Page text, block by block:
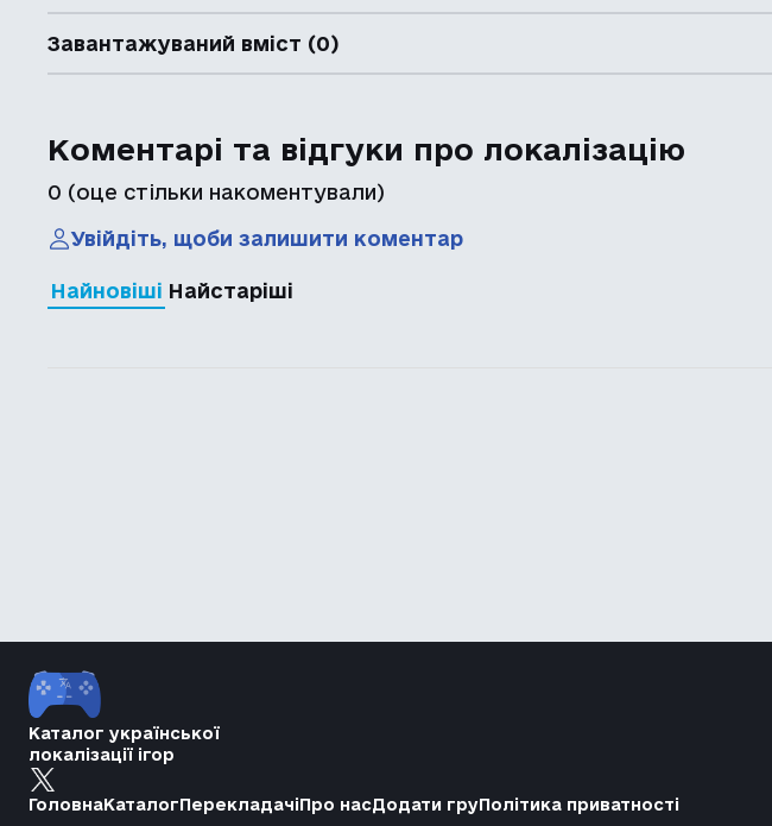
Завантажуваний вміст (0)
Коментарі та відгуки про локалізацію
0 (оце стільки накоментували)
Увійдіть, щоби залишити коментар
Найновіші Найстаріші
Каталог української
локалізації ігор
ГоловнаКаталогПерекладачіПро насДодати груПолітика приватності